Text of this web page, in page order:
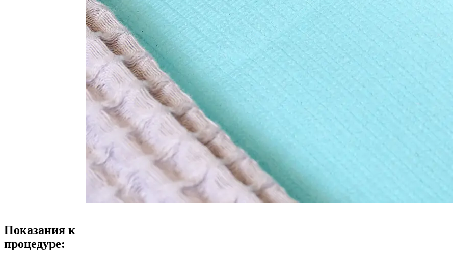
Показания к
процедуре: